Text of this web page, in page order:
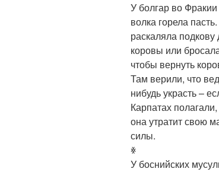
У болгар во
волка горела
раскаляла
коровы или
чтобы вернуть
Там верили, что
нибудь украсть –
Карпатах
она утратит свою
силы.
ꏍ
У боснийских